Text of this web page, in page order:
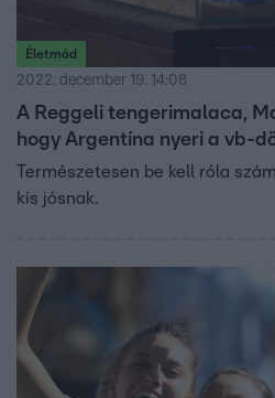
Életmód
2022. december 19. 14:08
A Reggeli tengerimalaca,
hogy Argentína nyeri a vb-
Természetesen be kell róla
kis jósnak.